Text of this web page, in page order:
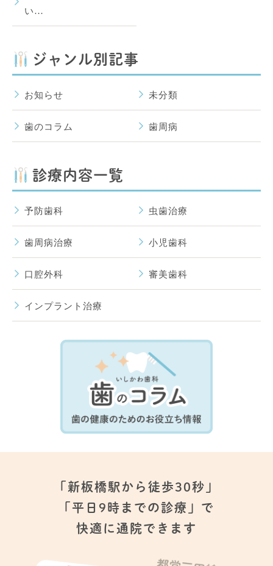
い…
ジャンル別記事
お知らせ 未分類
歯のコラム 歯周病
診療内容一覧
予防歯科 虫歯治療
歯周病治療 小児歯科
口腔外科 審美歯科
インプラント治療
「新板橋駅から徒歩30秒」
「平日9時までの診療」で
快適に通院できます